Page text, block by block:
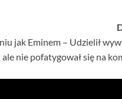
jak Eminem – Udzielił
ale nie pofatygował się na